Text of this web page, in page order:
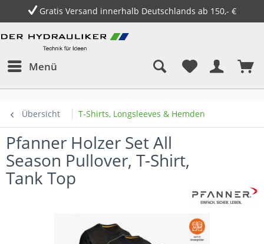
Gratis Versand innerhalb Deutschlands ab 150,- €
Menü
Übersicht T-Shirts, Longsleeves & Hemden
Pfanner Holzer Set All
Season Pullover, T-Shirt,
Tank Top